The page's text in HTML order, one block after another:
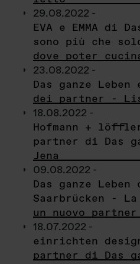
29.08.2022 -
EVA e EMMA di
sono più che
dove poter
23.08.2022 -
Das ganze
dei partner -
18.08.2022 -
Hofmann +
partner di Das
Jena
09.08.2022 -
Das ganze Leben
Saarbrücken -
un nuovo partner
18.07.2022 -
einrichten
partner di Das